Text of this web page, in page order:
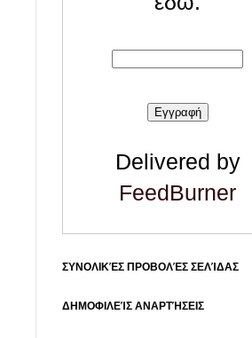
Delivered by
FeedBurner
ΣΥΝΟΛΙΚΈΣ ΠΡΟΒΟΛΈΣ ΣΕΛΊΔΑΣ
ΔΗΜΟΦΙΛΕΊΣ ΑΝΑΡΤΉΣΕΙΣ